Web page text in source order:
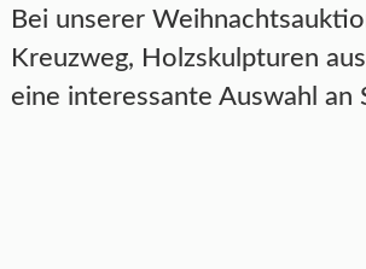
Bei unserer
Kreuzweg, Holzskulpturen
eine interessante Auswahl an